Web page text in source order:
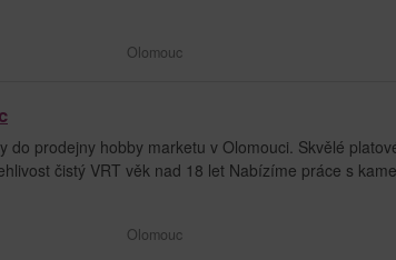
Olomouc
do prodejny hobby marketu v Olomouci. Skvělé
čistý VRT věk nad 18 let Nabízíme práce s
Olomouc